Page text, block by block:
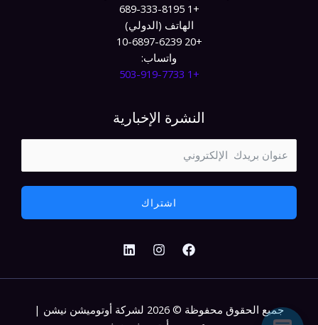
+1 689-333-8195
الهاتف (الدولي)
+20 10-6897-6239
واتساب:
+1 503-919-7733​
النشرة الإخبارية
اشتراك
جميع الحقوق محفوظة © 2026 لشركة أوتوميشن نيشن |